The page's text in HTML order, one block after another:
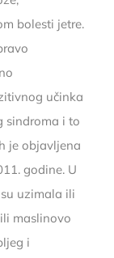
bolesti jetre.
učinka
sindroma i to
je objavljena
godine. U
uzimala ili
maslinovo
i